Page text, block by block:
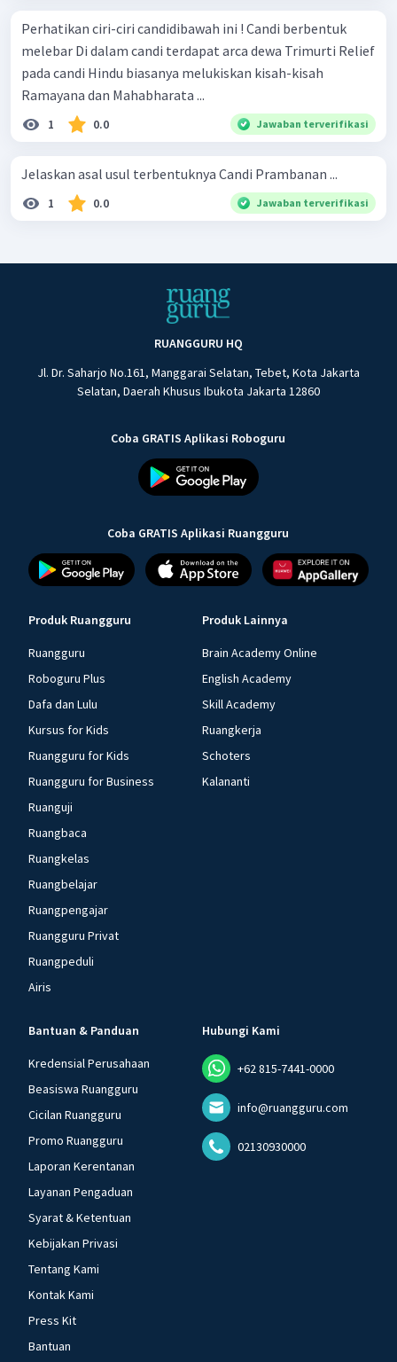
Perhatikan ciri-ciri candidibawah ini ! Candi berbentuk
melebar Di dalam candi terdapat arca dewa Trimurti Relief
pada candi Hindu biasanya melukiskan kisah-kisah
Ramayana dan Mahabharata ...
1 0.0 Jawaban terverifikasi
Jelaskan asal usul terbentuknya Candi Prambanan ...
1 0.0 Jawaban terverifikasi
RUANGGURU HQ
Jl. Dr. Saharjo No.161, Manggarai Selatan, Tebet, Kota Jakarta
Selatan, Daerah Khusus Ibukota Jakarta 12860
Coba GRATIS Aplikasi Roboguru
Coba GRATIS Aplikasi Ruangguru
Produk Ruangguru
Ruangguru
Roboguru Plus
Dafa dan Lulu
Kursus for Kids
Ruangguru for Kids
Ruangguru for Business
Ruanguji
Ruangbaca
Ruangkelas
Ruangbelajar
Ruangpengajar
Ruangguru Privat
Ruangpeduli
Airis
Produk Lainnya
Brain Academy Online
English Academy
Skill Academy
Ruangkerja
Schoters
Kalananti
Bantuan & Panduan
Kredensial Perusahaan
Beasiswa Ruangguru
Cicilan Ruangguru
Promo Ruangguru
Laporan Kerentanan
Layanan Pengaduan
Syarat & Ketentuan
Kebijakan Privasi
Tentang Kami
Kontak Kami
Press Kit
Bantuan
Hubungi Kami
+62 815-7441-0000
info@ruangguru.com
02130930000